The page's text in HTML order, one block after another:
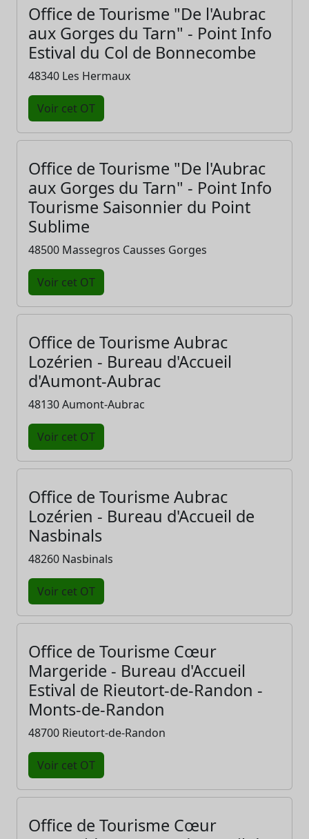
Office de Tourisme "De l'Aubrac
aux Gorges du Tarn" - Point Info
Estival du Col de Bonnecombe
48340 Les Hermaux
Voir cet OT
Office de Tourisme "De l'Aubrac
aux Gorges du Tarn" - Point Info
Tourisme Saisonnier du Point
Sublime
48500 Massegros Causses Gorges
Voir cet OT
Office de Tourisme Aubrac
Lozérien - Bureau d'Accueil
d'Aumont-Aubrac
48130 Aumont-Aubrac
Voir cet OT
Office de Tourisme Aubrac
Lozérien - Bureau d'Accueil de
Nasbinals
48260 Nasbinals
Voir cet OT
Office de Tourisme Cœur
Margeride - Bureau d'Accueil
Estival de Rieutort-de-Randon -
Monts-de-Randon
48700 Rieutort-de-Randon
Voir cet OT
Office de Tourisme Cœur